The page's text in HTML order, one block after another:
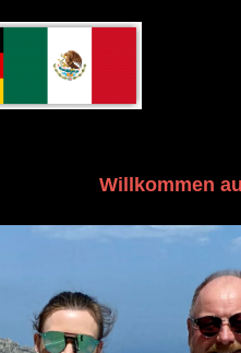
Willkommen
http://cruz-